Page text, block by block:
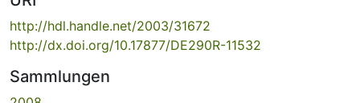
http://hdl.handle.net/2003/31672
http://dx.doi.org/10.17877/DE290R-11532
Sammlungen